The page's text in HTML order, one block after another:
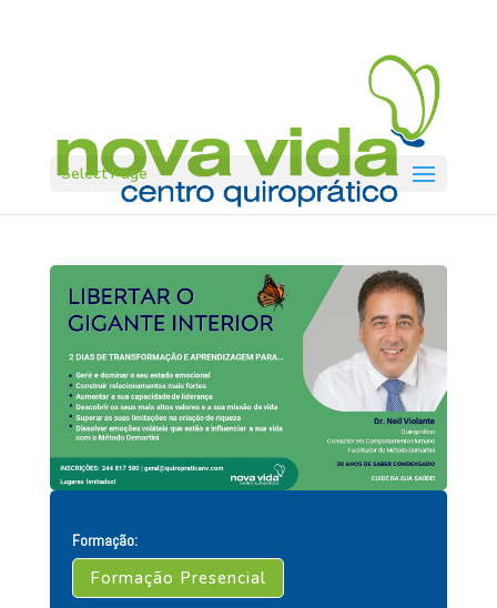
Select Page
Formação:
Formação Presencial